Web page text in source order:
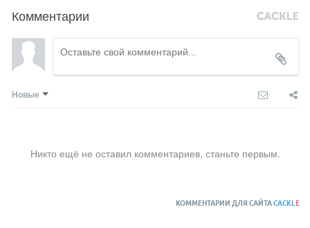
Комментарии
Новые
Никто ещё не оставил комментариев, станьте первым.
КОММЕНТАРИИ ДЛЯ САЙТАCACKL E